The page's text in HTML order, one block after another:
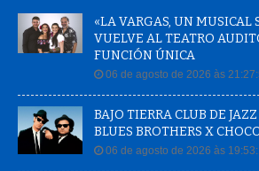
«LA VARGAS, UN MUSICAL
VUELVE AL TEATRO
FUNCIÓN ÚNICA
06 de agosto de 2026 às
BAJO TIERRA CLUB DE
BLUES BROTHERS X
06 de agosto de 2026 às